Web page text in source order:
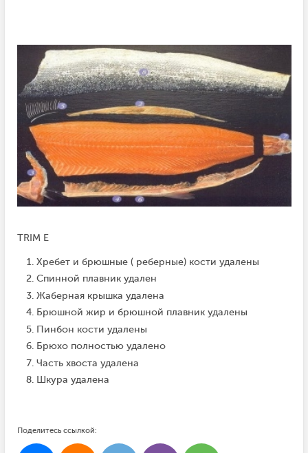
TRIM E
Хребет и брюшные ( реберные) кости удалены
Спинной плавник удален
Жаберная крышка удалена
Брюшной жир и брюшной плавник удалены
Пинбон кости удалены
Брюхо полностью удалено
Часть хвоста удалена
Шкура удалена
Поделитесь ссылкой: